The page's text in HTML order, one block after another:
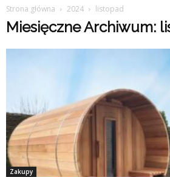
Strona główna 2024 listopad
Miesięczne Archiwum:
Zakupy